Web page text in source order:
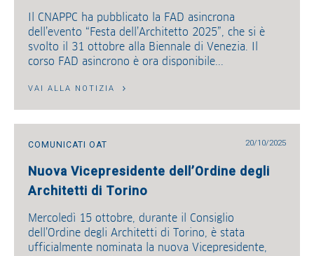
Il CNAPPC ha pubblicato la FAD asincrona
dell’evento “Festa dell’Architetto 2025”, che si è
svolto il 31 ottobre alla Biennale di Venezia. Il
corso FAD asincrono è ora disponibile...
VAI ALLA NOTIZIA
COMUNICATI OAT 20/10/2025
Nuova Vicepresidente dell’Ordine degli
Architetti di Torino
Mercoledì 15 ottobre, durante il Consiglio
dell’Ordine degli Architetti di Torino, è stata
ufficialmente nominata la nuova Vicepresidente,